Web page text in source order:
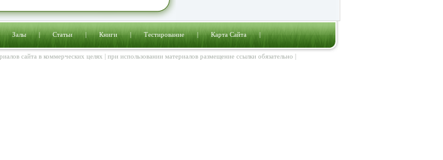
Залы|Статьи|Книги|Тестирование|Карта Сайта|
сайта в коммерческих целях | при использовании материалов размещение ссылки обязательно |